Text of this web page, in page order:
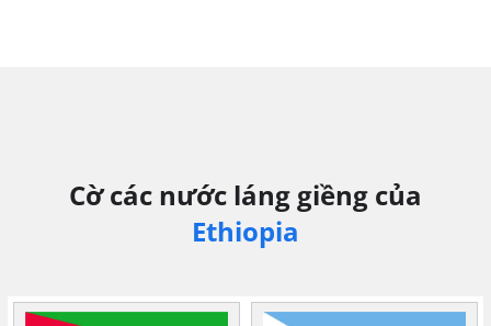
Cờ các nước láng giềng của
Ethiopia